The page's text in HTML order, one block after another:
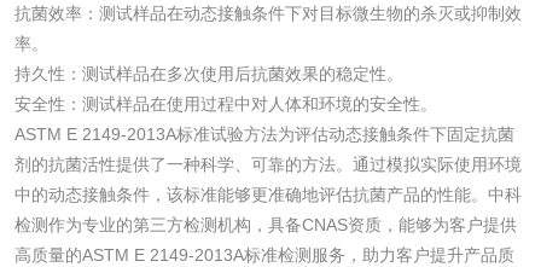
抗菌效率：测试样品在动态接触条件下对目标微生物的杀灭或抑制效
率。
持久性：测试样品在多次使用后抗菌效果的稳定性。
安全性：测试样品在使用过程中对人体和环境的安全性。
ASTM E 2149-2013A标准试验方法为评估动态接触条件下固定抗菌
剂的抗菌活性提供了一种科学、可靠的方法。通过模拟实际使用环境
中的动态接触条件，该标准能够更准确地评估抗菌产品的性能。中科
检测作为专业的第三方检测机构，具备CNAS资质，能够为客户提供
高质量的ASTM E 2149-2013A标准检测服务，助力客户提升产品质
测
检测
木质净水用活性炭
检测
农药肥料
肥料检测 微生物肥料检测